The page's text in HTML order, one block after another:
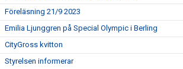
Föreläsning 21/9 2023
Emilia Ljunggren på Special Olympic i Berling
CityGross kvitton
Styrelsen informerar